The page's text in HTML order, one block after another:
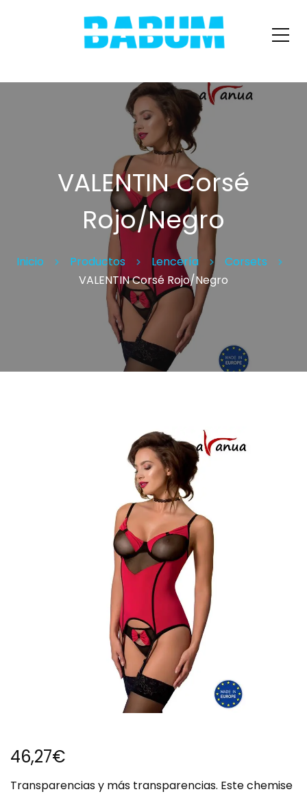
VALENTIN Corsé
Rojo/Negro
Inicio Productos Lencería
Corsets
VALENTIN Corsé Rojo/Negro
46,27€
Transparencias y más transparencias. Este chemise